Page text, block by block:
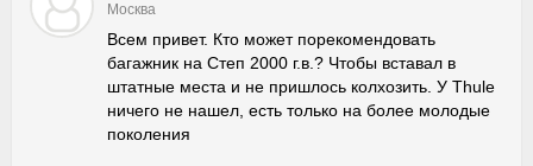
Москва
Всем привет. Кто может порекомендовать
багажник на Степ 2000 г.в.? Чтобы вставал в
штатные места и не пришлось колхозить. У Thule
ничего не нашел, есть только на более молодые
поколения